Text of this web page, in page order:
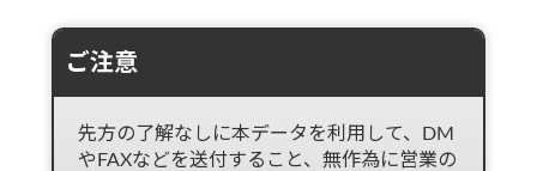
ご注意
先方の了解なしに本データを利用して、DM
やFAXなどを送付すること、無作為に営業の